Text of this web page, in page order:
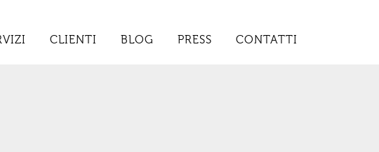
CLIENTI BLOG PRESS CONTATTI